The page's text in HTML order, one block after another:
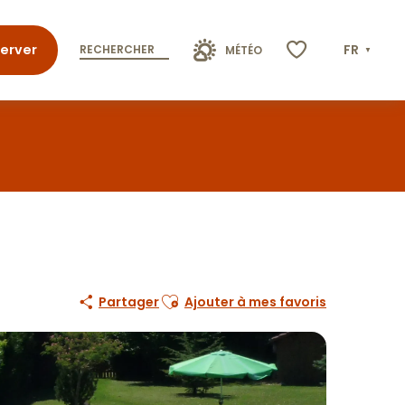
RECHERCHER MÉTÉO FR
PartagerAjouter aux favoris
Ajouter à mes favoris